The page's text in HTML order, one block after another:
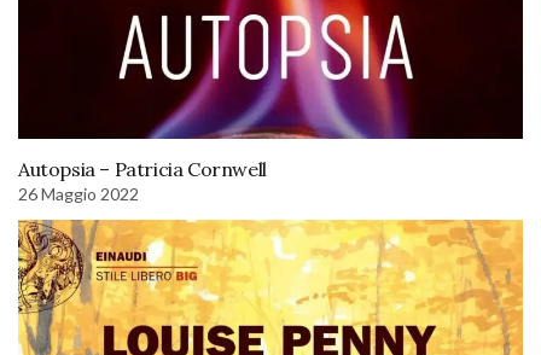
Autopsia – Patricia Cornwell
26 Maggio 2022